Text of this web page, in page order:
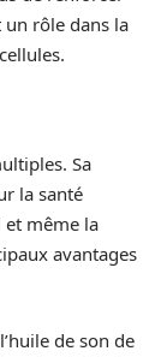
un rôle dans la
Sa
la santé
même la
avantages
de son de